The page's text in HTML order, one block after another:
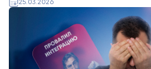
25.03.2026
Интеграции